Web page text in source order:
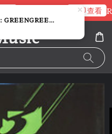
立即查看
Cortis - 正規二輯：GREENGREEN 【CORTIS BALL 版】（CD）